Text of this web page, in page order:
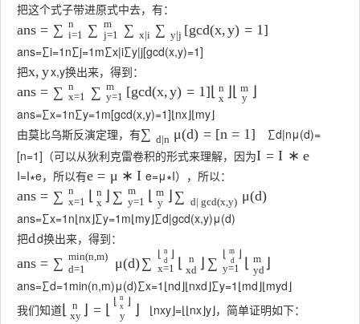
把这个式子带进原式中去，有：
ans = ∑ n
i=1 ∑
m
j=1 ∑ x |i ∑ y| j [gcd(x, y) = 1]
ans=∑i=1 n∑j=1 m∑x|i∑y|j[gcd(x,y)=1]
把x, yx,y换出来，得到：
ans = ∑ n
x=1 ∑ m
y=1 [gcd(x,y) = 1]
n
x
m
y
ans=∑x=1 n∑y=1 m[gcd(x,y)=1]⌊nx⌋⌊my⌋
由莫比乌斯反演定理，有∑ d |n μ(d) = [n = 1] ∑d|nμ(d)=
[n=1] （可以从狄利克雷卷积的形式来理解，因为I = I ∗ e
I=I∗e，所以有e = μ ∗ I e=μ∗I），所以：
ans = ∑ n
x=1
n
x
∑
m
y=1
m
y
∑ d| gcd(x y) μ(d)
ans=∑x=1 n⌊nx⌋∑y=1 m⌊my⌋∑d|gcd(x,y)μ(d)
把dd换出来，得到：
ans = ∑ min(n,m)
d=1 μ(d)∑
n
d
x=1 ⌊
n
xd ⌋ ∑
m
d
y=1 ⌊ m
yd ⌋
ans=∑d=1 min(n,m)μ(d)∑x=1 ⌊nd ⌋⌊nxd ⌋∑y=1 ⌊md ⌋⌊myd ⌋
我们知道⌊
n
xy ⌋ = ⌊
n
x
⌋
y
⌋ ⌊nxy⌋=⌊⌊nx⌋y⌋，简单证明如下：